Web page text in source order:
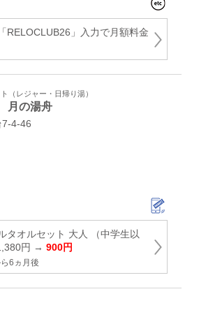
RELOCLUB26」入力で月額料金
（レジャー・日帰り湯）
月の湯舟
タオルセット 大人 （中学生以
円 → 900円
6ヵ月後